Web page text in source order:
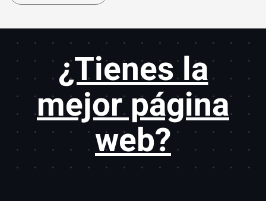
¿Tienes la
mejor página
web?